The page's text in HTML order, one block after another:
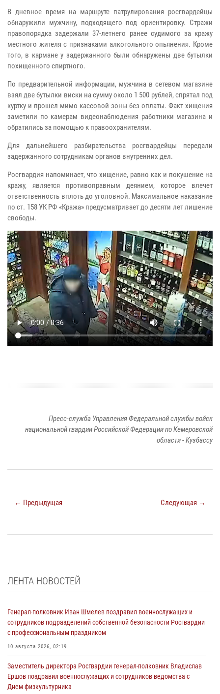
В дневное время на маршруте патрулирования росгвардейцы
обнаружили мужчину, подходящего под ориентировку. Стражи
правопорядка задержали 37-летнего ранее судимого за кражу
местного жителя с признаками алкогольного опьянения. Кроме
того, в кармане у задержанного были обнаружены две бутылки
похищенного спиртного.
По предварительной информации, мужчина в сетевом магазине
взял две бутылки виски на сумму около 1 500 рублей, спрятал под
куртку и прошел мимо кассовой зоны без оплаты. Факт хищения
заметили по камерам видеонаблюдения работники магазина и
обратились за помощью к правоохранителям.
Для дальнейшего разбирательства росгвардейцы передали
задержанного сотрудникам органов внутренних дел.
Росгвардия напоминает, что хищение, равно как и покушение на
кражу, является противоправным деянием, которое влечет
ответственность вплоть до уголовной. Максимальное наказание
по ст. 158 УК РФ «Кража» предусматривает до десяти лет лишение
свободы.
Пресс-служба Управления Федеральной службы войск
национальной гвардии Российской Федерации по Кемеровской
области - Кузбассу
← Предыдущая Следующая →
ЛЕНТА НОВОСТЕЙ
Генерал-полковник Иван Шмелев поздравил военнослужащих и
сотрудников подразделений собственной безопасности Росгвардии
с профессиональным праздником
10 августа 2026, 02:19
Заместитель директора Росгвардии генерал-полковник Владислав
Ершов поздравил военнослужащих и сотрудников ведомства с
Днем физкультурника